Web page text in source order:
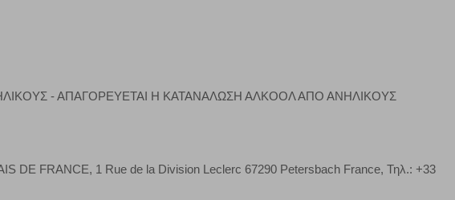
- ΑΠΑΓΟΡΕΥΕΤΑΙ Η ΚΑΤΑΝΑΛΩΣΗ ΑΛΚΟΟΛ ΑΠΟ ΑΝΗΛΙΚΟΥΣ
DE FRANCE, 1 Rue de la Division Leclerc 67290 Petersbach France, Τηλ.: +33
μας, ώστε να μπορούμε να βελτιώσουμε την απόδοσή του. Μας βοηθούν
και το χρόνο παραμονής του. Οι πληροφορίες που συλλέγονται από αυτά
δεν θα γνωρίζουμε πότε έχετε επισκεφθεί την τοποθεσία μας.
τη δυνατότητα να ρυθμίσετε το πρόγραμμα περιήγησής σας ώστε να